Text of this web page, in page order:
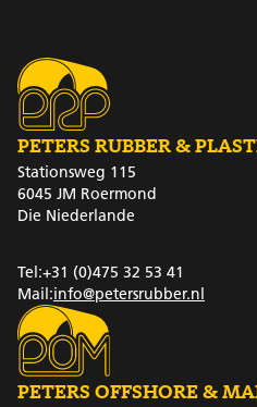
PETERS RUBBER &
Stationsweg 115
6045 JM Roermond
Die Niederlande
Tel:+31 (0)475 32 53 41
Mail:info@petersrubber.nl
PETERS OFFSHORE &